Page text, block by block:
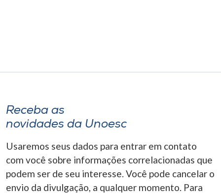
Receba as
novidades da Unoesc
Usaremos seus dados para entrar em contato
com você sobre informações correlacionadas que
podem ser de seu interesse. Você pode cancelar o
envio da divulgação, a qualquer momento. Para